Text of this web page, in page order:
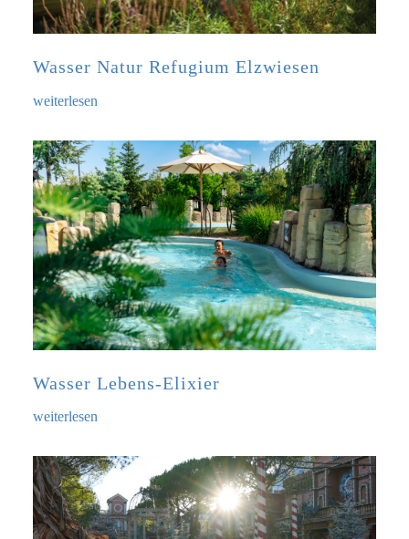
Wasser Natur Refugium Elzwiesen
weiterlesen
Wasser Lebens-Elixier
weiterlesen